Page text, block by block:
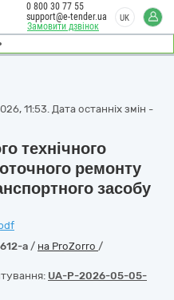
Замовити дзвінок
0 800 30 77 55
support@e-tender.ua
UK
11:53. Дата останніх змін -
технічного
ремонту
засобу
a / на ProZorro /
UA-P-2026-05-05-